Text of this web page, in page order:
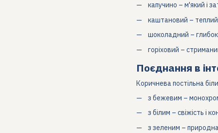
капучино – м'який і
каштановий –
шоколадний –
горіховий –
Поєднання в
Коричнева постільна
з бежевим –
з білим – свіжість і
з зеленим –